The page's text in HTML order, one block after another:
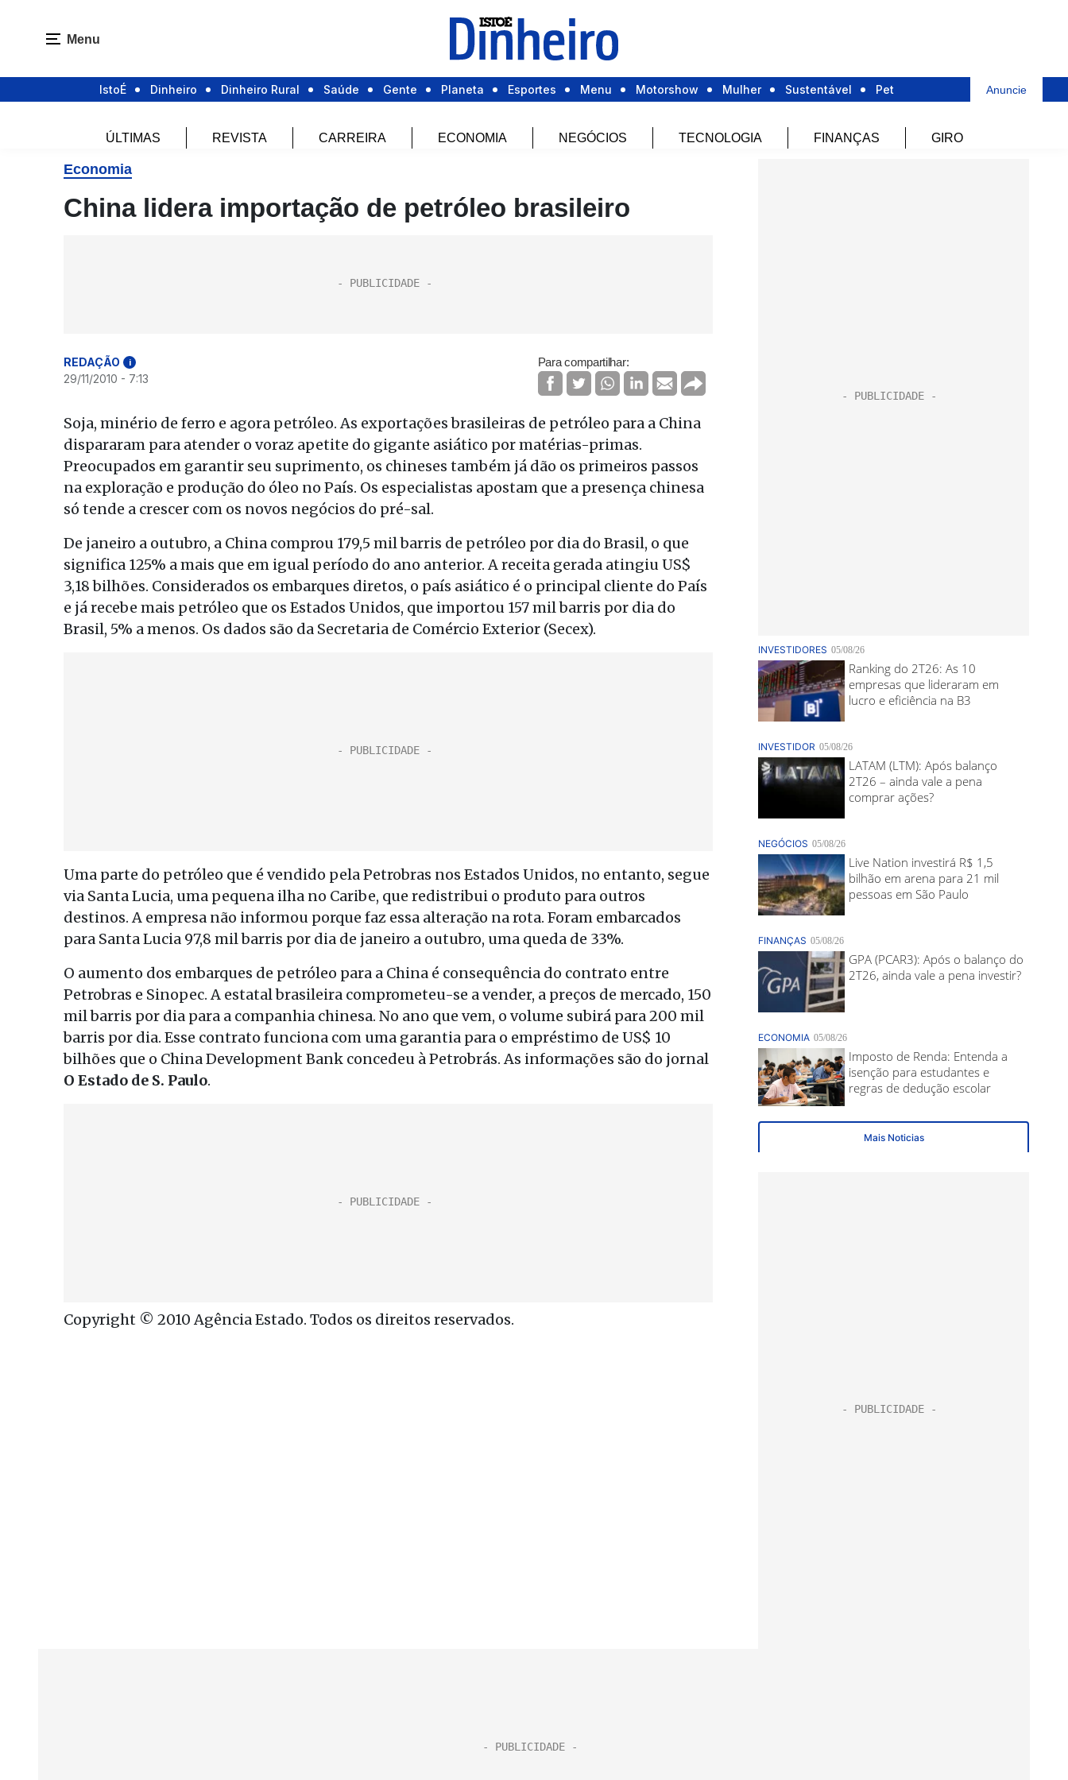
Menu
IstoÉ Dinheiro Dinheiro Rural Saúde Gente Planeta Esportes Menu Motorshow Mulher Sustentável Pet Anuncie
ÚLTIMAS REVISTA CARREIRA ECONOMIA NEGÓCIOS TECNOLOGIA FINANÇAS GIRO
Economia
China lidera importação de petróleo brasileiro
REDAÇÃO i
29/11/2010 - 7:13
Para compartilhar:
Soja, minério de ferro e agora petróleo. As exportações brasileiras de petróleo para a China
dispararam para atender o voraz apetite do gigante asiático por matérias-primas.
Preocupados em garantir seu suprimento, os chineses também já dão os primeiros passos
na exploração e produção do óleo no País. Os especialistas apostam que a presença chinesa
só tende a crescer com os novos negócios do pré-sal.
De janeiro a outubro, a China comprou 179,5 mil barris de petróleo por dia do Brasil, o que
significa 125% a mais que em igual período do ano anterior. A receita gerada atingiu US$
3,18 bilhões. Considerados os embarques diretos, o país asiático é o principal cliente do País
e já recebe mais petróleo que os Estados Unidos, que importou 157 mil barris por dia do
Brasil, 5% a menos. Os dados são da Secretaria de Comércio Exterior (Secex).
Uma parte do petróleo que é vendido pela Petrobras nos Estados Unidos, no entanto, segue
via Santa Lucia, uma pequena ilha no Caribe, que redistribui o produto para outros
destinos. A empresa não informou porque faz essa alteração na rota. Foram embarcados
para Santa Lucia 97,8 mil barris por dia de janeiro a outubro, uma queda de 33%.
O aumento dos embarques de petróleo para a China é consequência do contrato entre
Petrobras e Sinopec. A estatal brasileira comprometeu-se a vender, a preços de mercado, 150
mil barris por dia para a companhia chinesa. No ano que vem, o volume subirá para 200 mil
barris por dia. Esse contrato funciona com uma garantia para o empréstimo de US$ 10
bilhões que o China Development Bank concedeu à Petrobrás. As informações são do jornal
O Estado de S. Paulo.
Copyright © 2010 Agência Estado. Todos os direitos reservados.